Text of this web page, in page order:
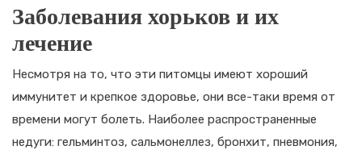
Заболевания хорьков и их
лечение
Несмотря на то, что эти питомцы имеют хороший
иммунитет и крепкое здоровье, они все-таки время от
времени могут болеть. Наиболее распространенные
недуги: гельминтоз, сальмонеллез, бронхит, пневмония,